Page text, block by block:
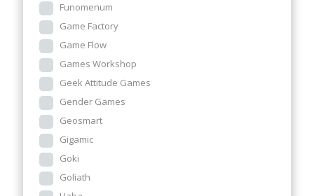
Funomenum
Game Factory
Game Flow
Games Workshop
Geek Attitude Games
Gender Games
Geosmart
Gigamic
Goki
Goliath